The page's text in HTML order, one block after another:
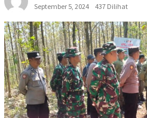
September 5, 2024
437 Dilihat